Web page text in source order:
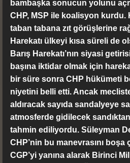
bambaşka sonucun yolunu
CHP, MSP ile koalisyon kurdu.
taban tabana zıt görüşlerine
Harekatı ülkeyi kısa süreli de
Barış Harekatı’nın siyasi
başına iktidar olmak için
bir süre sonra CHP hükümeti
niyetini belli etti. Ancak
aldıracak sayıda sandalyeye
atmosferde gidilecek
tahmin ediliyordu. Süleyman
CHP’nin bu manevrasını boşa
CGP’yi yanına alarak Birinci